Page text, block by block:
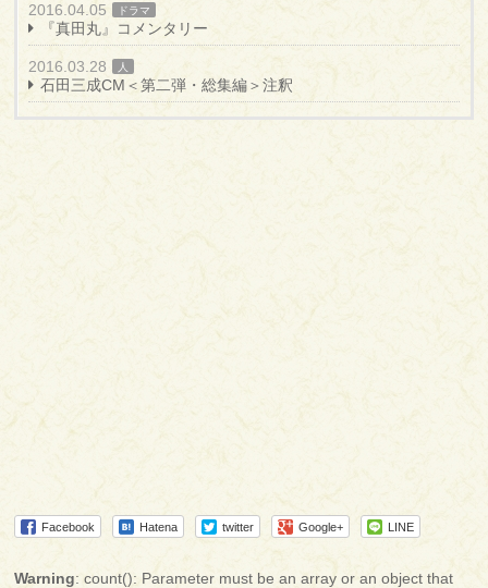
2016.04.05 ドラマ
『真田丸』コメンタリー
2016.03.28 人
石田三成CM＜第二弾・総集編＞注釈
Facebook Hatena twitter Google+ LINE
Warning: count(): Parameter must be an array or an object that